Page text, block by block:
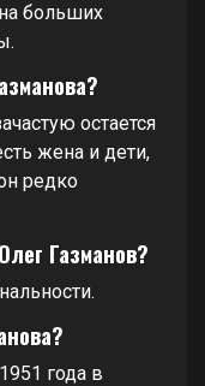
больших
остается
жена и дети,
редко
Газманов?
года в